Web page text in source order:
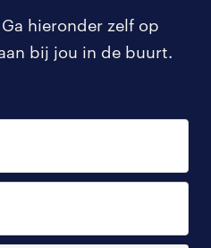
hieronder zelf op
bij jou in de buurt.